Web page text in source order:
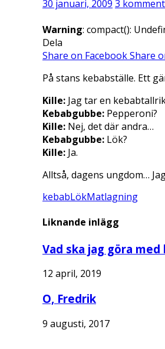
30 januari, 2009 3
Warning: compact():
Dela
Share on FacebookShare
På stans kebabställe. Ett
Kille: Jag tar en
Kebabgubbe: Pepperoni?
Kille: Nej, det där andra…
Kebabgubbe: Lök?
Kille: Ja.
Alltså, dagens ungdom…
kebabLökMatlagning
Liknande inlägg
Vad ska jag göra med
12 april, 2019
O, Fredrik
9 augusti, 2017